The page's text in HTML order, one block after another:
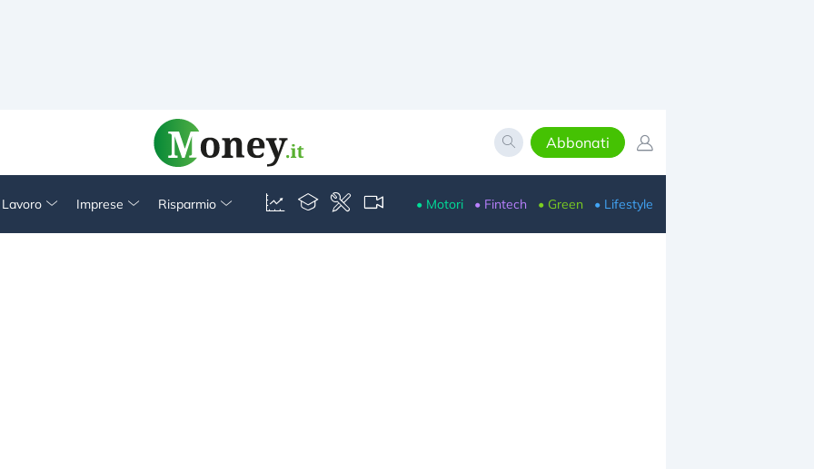
Abbonati
Imprese Risparmio • Motori • Fintech • Green • Lifestyle